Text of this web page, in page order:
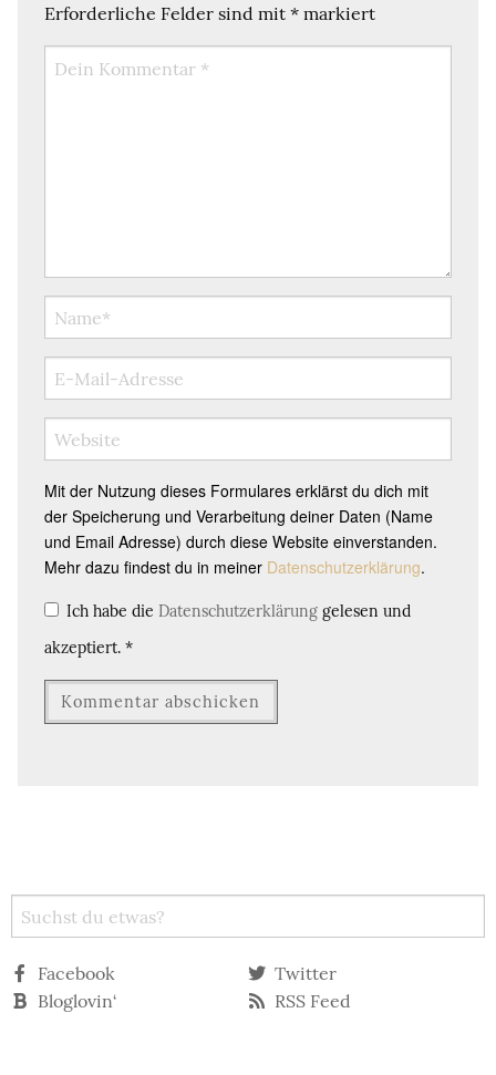
Erforderliche Felder sind mit * markiert
Mit der Nutzung dieses Formulares erklärst du dich mit
der Speicherung und Verarbeitung deiner Daten (Name
und Email Adresse) durch diese Website einverstanden.
Mehr dazu findest du in meiner Datenschutzerklärung.
Ich habe die Datenschutzerklärung gelesen und
akzeptiert. *
Facebook
Twitter
Bloglovin‘
RSS Feed